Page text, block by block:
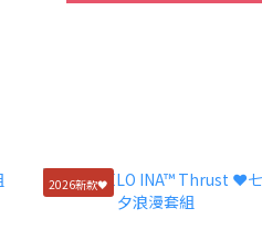
2026新款🖤